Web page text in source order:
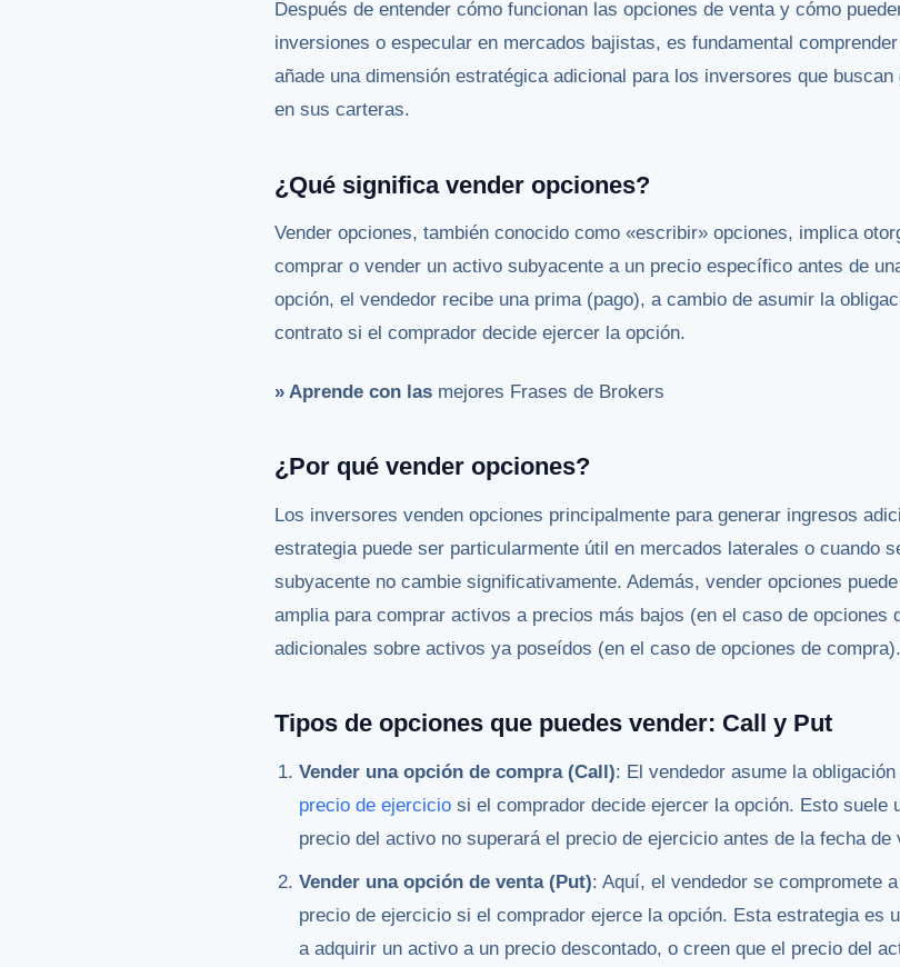
Después de entender cómo funcionan las opciones de venta y cómo
inversiones o especular en mercados bajistas, es fundamental
añade una dimensión estratégica adicional para los inversores que
en sus carteras.
¿Qué significa vender opciones?
Vender opciones, también conocido como «escribir» opciones, implica
comprar o vender un activo subyacente a un precio específico antes de
opción, el vendedor recibe una prima (pago), a cambio de asumir la
contrato si el comprador decide ejercer la opción.
» Aprende con las mejores Frases de Brokers
¿Por qué vender opciones?
Los inversores venden opciones principalmente para generar ingresos
estrategia puede ser particularmente útil en mercados laterales o cuando
subyacente no cambie significativamente. Además, vender opciones
amplia para comprar activos a precios más bajos (en el caso de opciones
adicionales sobre activos ya poseídos (en el caso de opciones de compra).
Tipos de opciones que puedes vender: Call y Put
Vender una opción de compra (Call): El vendedor asume la
precio de ejercicio si el comprador decide ejercer la opción. Esto suele
precio del activo no superará el precio de ejercicio antes de la fecha de
Vender una opción de venta (Put): Aquí, el vendedor se compromete
precio de ejercicio si el comprador ejerce la opción. Esta estrategia es
a adquirir un activo a un precio descontado, o creen que el precio del